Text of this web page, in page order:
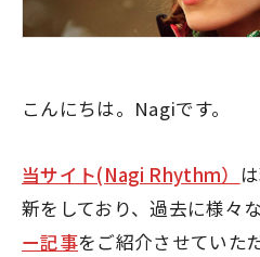
こんにちは。Nagiです。
当サイト(Nagi Rhythm）
新をしており、過去に様々な
ー記事をご紹介させていた